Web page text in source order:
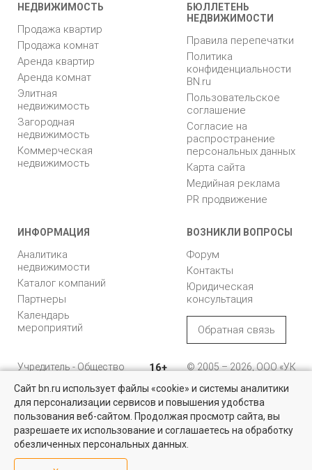
Коммерческая недвижимость
Проверенные объекты под различные цели в Санкт-Петербурге и
Ленинградской области
НЕДВИЖИМОСТЬ
Продажа квартир
Продажа комнат
Аренда квартир
Аренда комнат
Элитная
недвижимость
Загородная
недвижимость
Коммерческая
недвижимость
БЮЛЛЕТЕНЬ
НЕДВИЖИМОСТИ
Правила перепечатки
Политика
конфиденциальности
BN.ru
Пользовательское
соглашение
Согласие на
распространение
персональных данных
Карта сайта
Медийная реклама
PR продвижение
ИНФОРМАЦИЯ
Аналитика
недвижимости
Каталог компаний
Партнеры
Календарь
мероприятий
ВОЗНИКЛИ ВОПРОСЫ
Форум
Контакты
Юридическая
консультация
Обратная связь
Учредитель - Общество
ответственностью
"Управляющая
компания "Бюллетень
недвижимости"
16+
© 2005 – 2026, ООО «УК
196105, Санкт-
Петербург, пр. Юрия
Гагарина, 1
8 (812) 331-93-56
Сайт bn.ru использует файлы «cookie» и системы аналитики
для персонализации сервисов и повышения удобства
пользования веб-сайтом. Продолжая просмотр сайта, вы
разрешаете их использование и соглашаетесь на обработку
обезличенных персональных данных.